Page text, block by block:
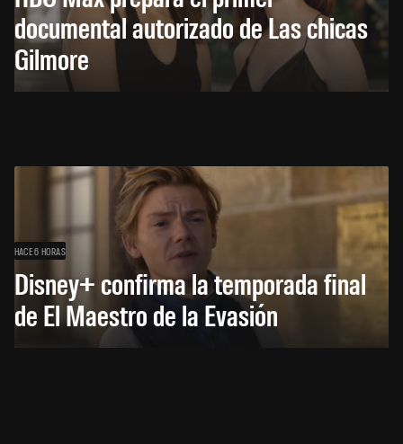
documental autorizado de Las chicas
Gilmore
HACE 6 HORAS
Disney+ confirma la temporada final
de El Maestro de la Evasión